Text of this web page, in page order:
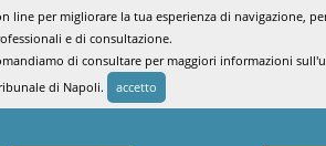
per migliorare la tua esperienza di navigazione,
e di consultazione.
di consultare per maggiori informazioni
di Napoli.
accetto